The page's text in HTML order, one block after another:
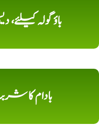
باؤ گولہ
بادام کا